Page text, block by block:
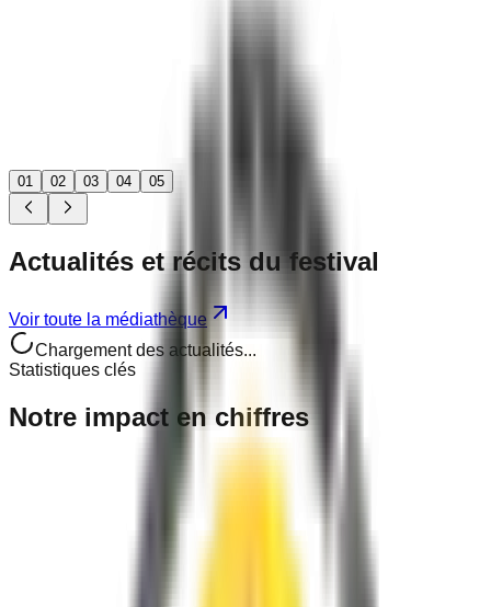
01 02 03 04 05
Actualités et récits du festival
Voir toute la médiathèque
Chargement des actualités...
Statistiques clés
Notre impact en chiffres